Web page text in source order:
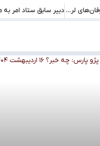
هشدار جوی: طوفان‌های لرزاننده دوباره به تهران می‌رسند! آیا آماده‌اید؟